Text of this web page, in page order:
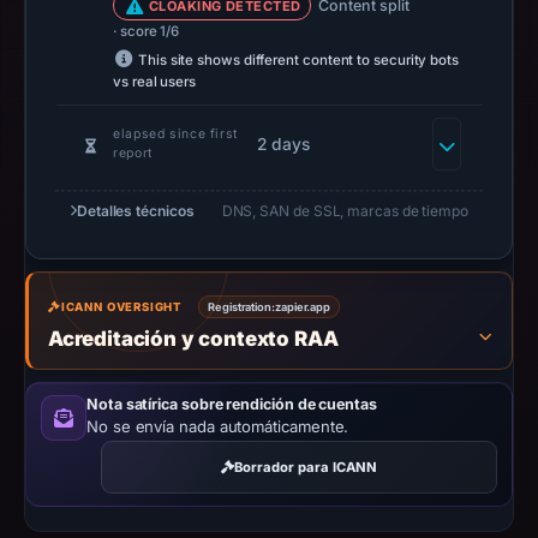
available,
capture
was
Negative
or
missing
do
not
establish
safety.
Context:
CLOAKING DETECTED Content split
· score 1/6
This site shows different content to security bots
vs real users
elapsed since first
report
2 days
Detalles técnicos DNS, SAN de SSL, marcas de tiempo
ICANN OVERSIGHT Registration:zapier.app
Acreditación y contexto RAA
Nota satírica sobre rendición de cuentas
No se envía nada automáticamente.
Borrador para ICANN